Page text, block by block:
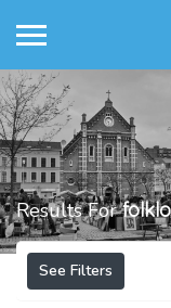
Results For
See Filters